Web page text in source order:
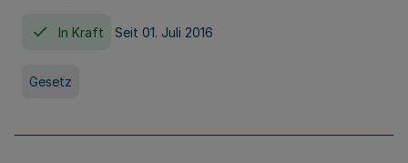
In Kraft Seit 01. Juli 2016
Gesetz